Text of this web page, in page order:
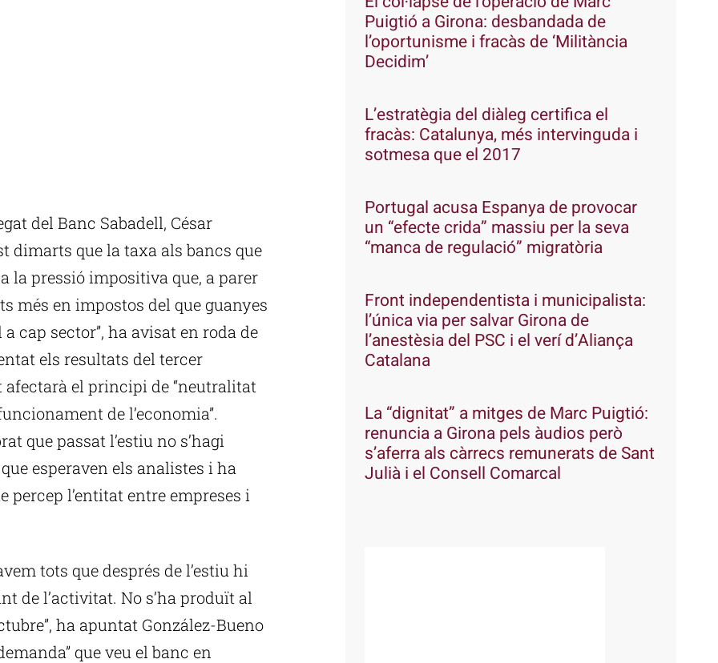
del Banc Sabadell, César
dimarts que la taxa als bancs que
la pressió impositiva que, a parer
més en impostos del que guanyes
cap sector”, ha avisat en roda de
els resultats del tercer
el principi de “neutralitat
de l’economia”.
que passat l’estiu no s’hagi
esperaven els analistes i ha
l’entitat entre empreses i
tots que després de l’estiu hi
de l’activitat. No s’ha produït al
ha apuntat González-Bueno
que veu el banc en
Puigtió a Girona: desbandada de
l’oportunisme i fracàs de ‘Militància
Decidim’
L’estratègia del diàleg certifica el
fracàs: Catalunya, més intervinguda i
sotmesa que el 2017
Portugal acusa Espanya de provocar
un “efecte crida” massiu per la seva
“manca de regulació” migratòria
Front independentista i municipalista:
l’única via per salvar Girona de
l’anestèsia del PSC i el verí d’Aliança
Catalana
La “dignitat” a mitges de Marc Puigtió:
renuncia a Girona pels àudios però
s’aferra als càrrecs remunerats de Sant
Julià i el Consell Comarcal